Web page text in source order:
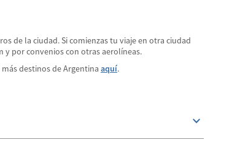
de la ciudad. Si comienzas tu viaje en otra ciudad
y por convenios con otras aerolíneas.
destinos de Argentina aquí.